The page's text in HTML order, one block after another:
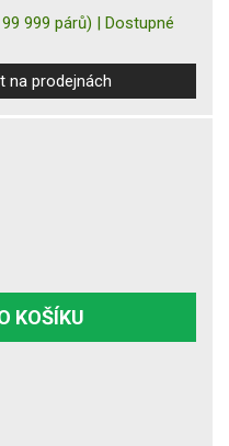
999 párů) | Dostupné
na prodejnách
KOŠÍKU